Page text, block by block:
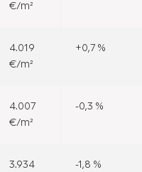
€/m²
4.019
€/m²
+0,7 %
4.007
€/m²
-0,3 %
3.934
-1,8 %